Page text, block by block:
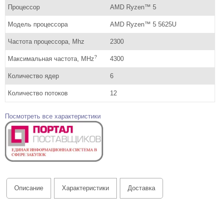
Процессор AMD Ryzen™ 5
Модель процессора AMD Ryzen™ 5 5625U
Частота процессора, Mhz 2300
Максимальная частота, MHz? 4300
Количество ядер 6
Количество потоков 12
Посмотреть все характеристики
Описание Характеристики Доставка